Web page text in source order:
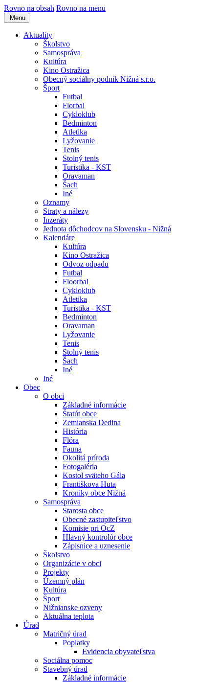
Rovno na obsah Rovno na menu
Menu
Aktuality
Školstvo
Samospráva
Kultúra
Kino Ostražica
Obecný sociálny podnik Nižná s.r.o.
Šport
Futbal
Florbal
Cykloklub
Bedminton
Atletika
Lyžovanie
Tenis
Stolný tenis
Turistika - KST
Oravaman
Šach
Iné
Oznamy
Straty a nálezy
Inzeráty
Jednota dôchodcov na Slovensku - Nižná
Kalendáre
Kultúra
Kino Ostražica
Odvoz odpadu
Futbal
Floorbal
Cykloklub
Atletika
Turistika - KST
Bedminton
Oravaman
Lyžovanie
Tenis
Stolný tenis
Šach
Iné
Iné
Obec
O obci
Základné informácie
Štatút obce
Zemianska Dedina
História
Flóra
Fauna
Okolitá príroda
Fotogaléria
Kostol sväteho Gála
Františkova Huta
Kroniky obce Nižná
Samospráva
Starosta obce
Obecné zastupiteľstvo
Komisie pri OcZ
Hlavný kontrolór obce
Zápisnice a uznesenie
Školstvo
Organizácie v obci
Projekty
Územný plán
Kultúra
Šport
Nižnianske ozveny
Aktuálna teplota
Úrad
Matričný úrad
Poplatky
Evidencia obyvateľstva
Sociálna pomoc
Stavebný úrad
Základné informácie